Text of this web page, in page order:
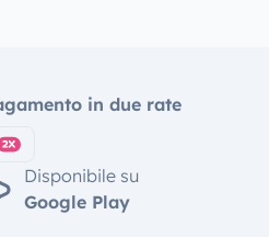
in due rate
Disponibile su
Google Play